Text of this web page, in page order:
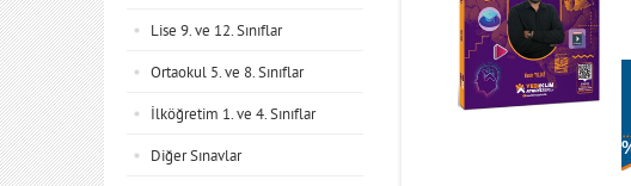
Lise 9. ve 12. Sınıflar
Ortaokul 5. ve 8. Sınıflar
İlköğretim 1. ve 4. Sınıflar
Diğer Sınavlar